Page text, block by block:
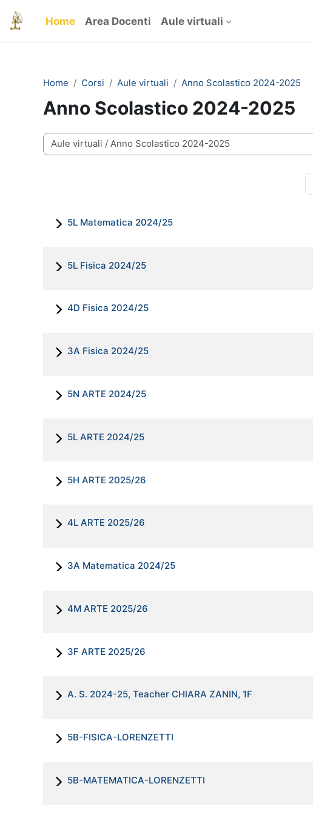
Home Area Docenti Aule virtuali
Home Corsi Aule virtuali Anno Scolastico 2024-2025
Anno Scolastico 2024-2025
Categorie di corso
5L Matematica 2024/25
5L Fisica 2024/25
4D Fisica 2024/25
3A Fisica 2024/25
5N ARTE 2024/25
5L ARTE 2024/25
5H ARTE 2025/26
4L ARTE 2025/26
3A Matematica 2024/25
4M ARTE 2025/26
3F ARTE 2025/26
A. S. 2024-25, Teacher CHIARA ZANIN, 1F
5B-FISICA-LORENZETTI
5B-MATEMATICA-LORENZETTI